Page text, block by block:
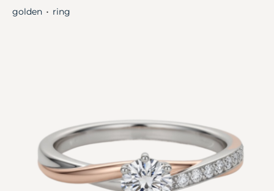
golden ・ ring